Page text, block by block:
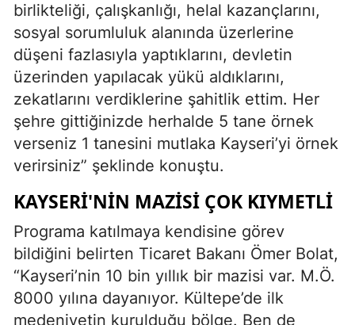
birlikteliği, çalışkanlığı, helal kazançlarını,
sosyal sorumluluk alanında üzerlerine
düşeni fazlasıyla yaptıklarını, devletin
üzerinden yapılacak yükü aldıklarını,
zekatlarını verdiklerine şahitlik ettim. Her
şehre gittiğinizde herhalde 5 tane örnek
verseniz 1 tanesini mutlaka Kayseri’yi örnek
verirsiniz” şeklinde konuştu.
KAYSERI'NIN MAZISI ÇOK KIYMETLI
Programa katılmaya kendisine görev
bildiğini belirten Ticaret Bakanı Ömer Bolat,
“Kayseri’nin 10 bin yıllık bir mazisi var. M.Ö.
8000 yılına dayanıyor. Kültepe’de ilk
medeniyetin kurulduğu bölge. Ben de